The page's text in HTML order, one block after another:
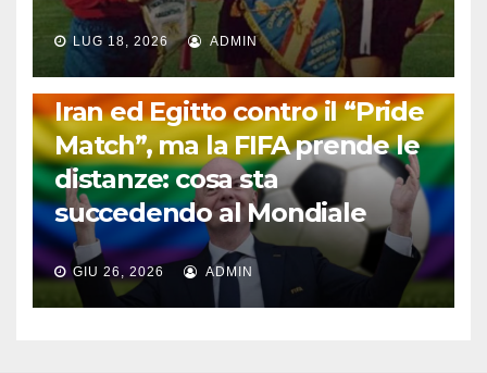
LUG 18, 2026 ADMIN
FUORI DAL CAMPO: CALCIO, GOSSIP E NON SOLO
Iran ed Egitto contro il “Pride
Match”, ma la FIFA prende le
distanze: cosa sta
succedendo al Mondiale
GIU 26, 2026 ADMIN